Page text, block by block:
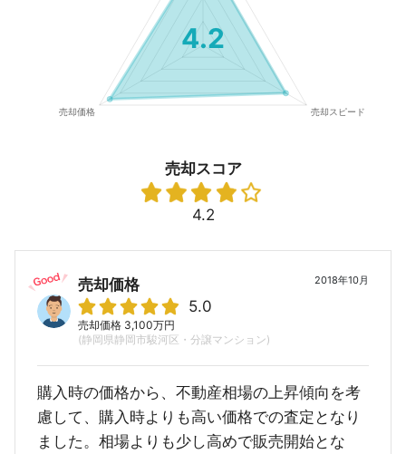
4.2
売却スコア
4.2
2018年10月
売却価格
5.0
売却価格 3,100万円
(静岡県静岡市駿河区・分譲マンション)
購入時の価格から、不動産相場の上昇傾向を考
慮して、購入時よりも高い価格での査定となり
ました。相場よりも少し高めで販売開始とな